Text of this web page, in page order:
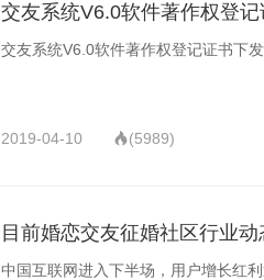
交友系统V6.0软件著作权登
交友系统V6.0软件著作权登记证书下
2019-04-10 (5989)
目前婚恋交友征婚社区行业
中国互联网进入下半场，用户增长红